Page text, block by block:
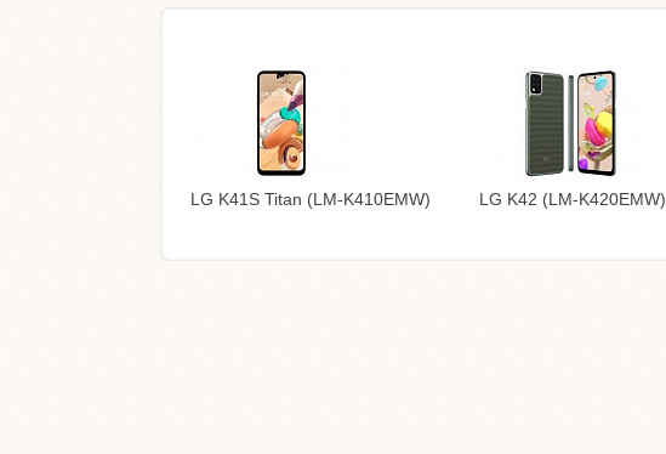
LG K41S Titan (LM-K410EMW)
LG K42 (LM-K420EMW)